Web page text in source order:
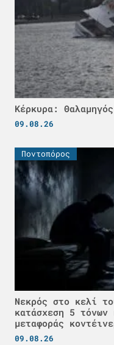
Κέρκυρα:
09.08.26
Ποντοπόρος
Νεκρός στο κελί
κατάσχεση 5 τόνων
μεταφοράς
09.08.26